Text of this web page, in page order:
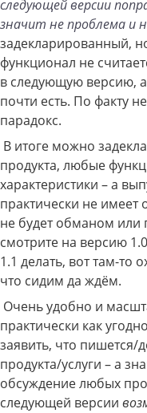
следующей версии
значит не проблема и
задекларированный,
функционал не
в следующую версию, а
почти есть. По факту
парадокс.
В итоге можно
продукта, любые
характеристики – а
практически не
не будет обманом
смотрите на версию
1.1 делать, вот там-то
что сидим да ждём.
Очень удобно и
практически как
заявить, что пишется/
продукта/услуги – а
обсуждение любых
следующей версии